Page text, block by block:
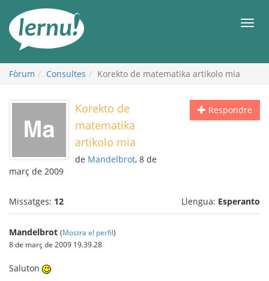
contingut
Fòrum Consultes Korekto de matematika artikolo mia
Respondre
Korekto de
matematika
artikolo mia
de Mandelbrot, 8 de
març de 2009
Missatges: 12 Llengua: Esperanto
Mandelbrot (Mostra el perfil)
8 de març de 2009 19.39.28
Saluton